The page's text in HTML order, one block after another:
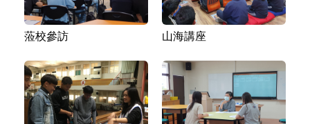
蒞校參訪 山海講座